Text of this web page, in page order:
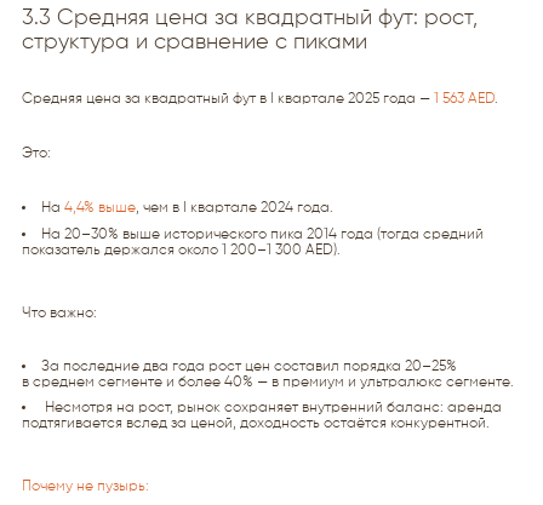
3.3 Средняя цена за квадратный фут: рост,
структура и сравнение с пиками
Средняя цена за квадратный фут в I квартале 2025 года — 1 563 AED.
Это:
На 4,4% выше, чем в I квартале 2024 года.
На 20–30% выше исторического пика 2014 года (тогда средний
показатель держался около 1 200–1 300 AED).
Что важно:
За последние два года рост цен составил порядка 20–25%
в среднем сегменте и более 40% — в премиум и ультралюкс сегменте.
Несмотря на рост, рынок сохраняет внутренний баланс: аренда
подтягивается вслед за ценой, доходность остаётся конкурентной.
Почему не пузырь: